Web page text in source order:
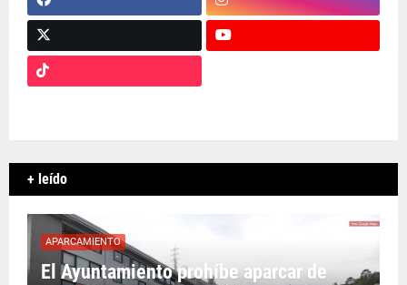
+ leído
APARCAMIENTO
El Ayuntamiento prohíbe aparcar de